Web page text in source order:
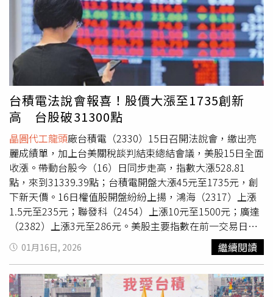
台積電法說會報喜！股價大漲至1735創新
高 台股破31300點
晶圓代工龍頭廠台積電（2330）15日召開法說會，繳出亮
麗成績單，加上台美關稅談判結束總結會議，美股15日全面
收漲。帶動台股今（16）日同步走高，指數大漲528.81
點，來到31339.39點；台積電開盤大漲45元至1735元，創
下新天價。16日權值股開盤紛紛上揚，鴻海（2317）上漲
1.5元至235元；聯發科（2454）上漲10元至1500元；廣達
（2382）上漲3元至286元。美股主要指數在前一交易日全
面收漲，道瓊工業指數終場上漲292.81點或0.6％，收
49442.44點；S&P 500指數上漲17.87點或0.26％，收
6944.47點；那斯達克指數上漲58.27點或0.25％，收
23530.02點；費城半導體指數上漲135.83點或1.76％，收
01月16日, 2026 繼續閱讀